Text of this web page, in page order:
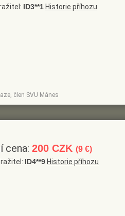
člen SVU Mánes
ID3**1 Historie příhozu
cena: 200 CZK (9 €)
ID4**9 Historie příhozu